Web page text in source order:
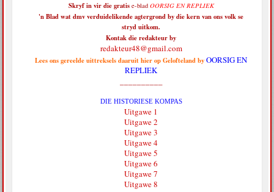
Skryf in vir diegratise-bladOORSIG EN REPLIEK
'n Blad wat dmv verduidelikende agtergrond by die kern van ons volk se
stryd uitkom.
Kontak die redakteur by
redakteur48@gmail.com
Lees ons gereelde uittreksels daaruit hier op Gelofteland byOORSIG EN
REPLIEK
DIE HISTORIESE KOMPAS
Uitgawe 1
Uitgawe 2
Uitgawe 3
Uitgawe 4
Uitgawe 5
Uitgawe 6
Uitgawe 7
Uitgawe 8